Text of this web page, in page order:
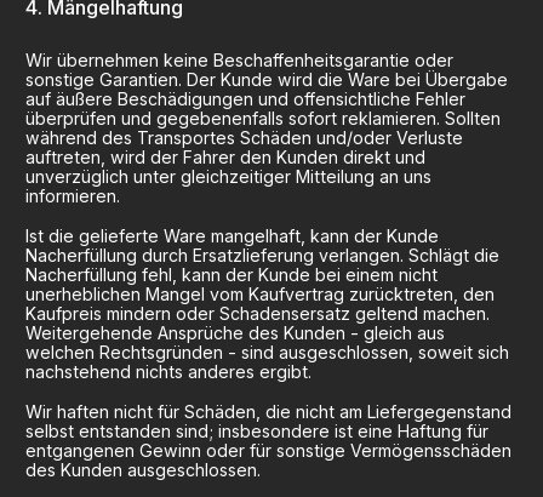
Mängelhaftung
Wir übernehmen keine Beschaffenheitsgarantie oder
sonstige Garantien. Der Kunde wird die Ware bei Übergabe
auf äußere Beschädigungen und offensichtliche Fehler
überprüfen und gegebenenfalls sofort reklamieren. Sollten
während des Transportes Schäden und/oder Verluste
auftreten, wird der Fahrer den Kunden direkt und
unverzüglich unter gleichzeitiger Mitteilung an uns
informieren.
Ist die gelieferte Ware mangelhaft, kann der Kunde
Nacherfüllung durch Ersatzlieferung verlangen. Schlägt die
Nacherfüllung fehl, kann der Kunde bei einem nicht
unerheblichen Mangel vom Kaufvertrag zurücktreten, den
Kaufpreis mindern oder Schadensersatz geltend machen.
Weitergehende Ansprüche des Kunden - gleich aus
welchen Rechtsgründen - sind ausgeschlossen, soweit sich
nachstehend nichts anderes ergibt.
Wir haften nicht für Schäden, die nicht am Liefergegenstand
selbst entstanden sind; insbesondere ist eine Haftung für
entgangenen Gewinn oder für sonstige Vermögensschäden
des Kunden ausgeschlossen.